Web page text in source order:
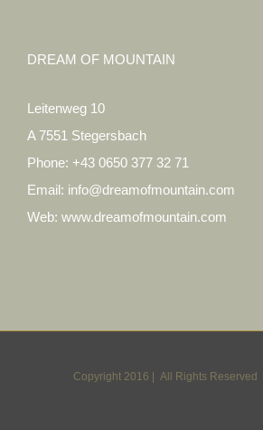
DREAM OF MOUNTAIN
Leitenweg 10
A 7551 Stegersbach
Phone: +43 0650 377 32 71
Email: info@dreamofmountain.com
Web: www.dreamofmountain.com
Copyright 2016 | All Rights Reserved |